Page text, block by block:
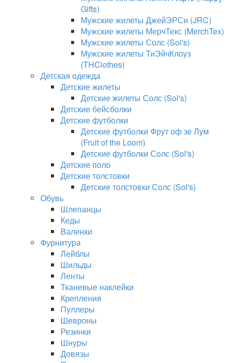
Gifts)
Мужские жилеты ДжейЭРСи (JRC)
Мужские жилеты МерчТекс (MerchTex)
Мужские жилеты Солс (Sol's)
Мужские жилеты ТиЭйчКлоуз
(THClothes)
Детская одежда
Детские жилеты
Детские жилеты Солс (Sol's)
Детские бейсболки
Детские футболки
Детские футболки Фрут оф зе Лум
(Fruit of the Loom)
Детские футболки Солс (Sol's)
Детские поло
Детские толстовки
Детские толстовки Солс (Sol's)
Обувь
Шлепанцы
Кеды
Валенки
Фурнитура
Лейблы
Шильды
Ленты
Тканевые наклейки
Крепления
Пуллеры
Шевроны
Резинки
Шнуры
Довязы